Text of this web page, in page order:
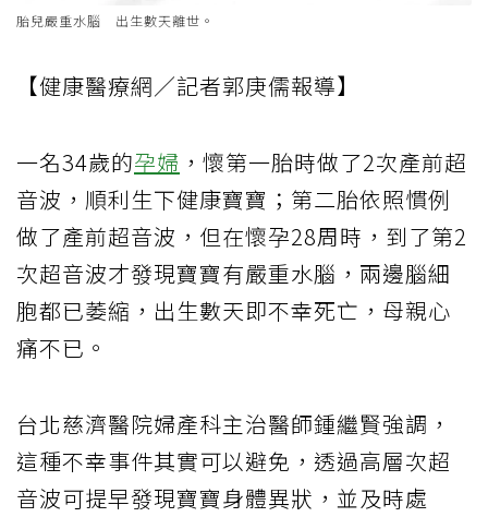
胎兒嚴重水腦 出生數天離世。
【健康醫療網／記者郭庚儒報導】
一名34歲的孕婦 ，懷第一胎時做了2次產前超
音波，順利生下健康寶寶；第二胎依照慣例
做了產前超音波，但在懷孕28周時，到了第2
次超音波才發現寶寶有嚴重水腦，兩邊腦細
胞都已萎縮，出生數天即不幸死亡，母親心
痛不已。
台北慈濟醫院婦產科主治醫師鍾繼賢強調，
這種不幸事件其實可以避免，透過高層次超
音波可提早發現寶寶身體異狀，並及時處